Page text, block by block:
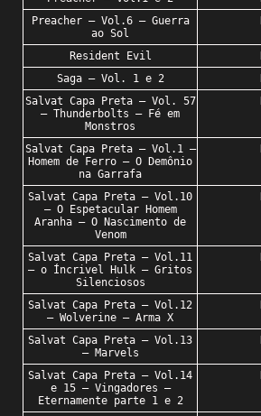
Preacher – Vol.6 – Guerra
ao Sol
Resident Evil
Saga – Vol. 1 e 2
Salvat Capa Preta – Vol. 57
– Thunderbolts – Fé em
Monstros
Salvat Capa Preta – Vol.1 –
Homem de Ferro – O Demônio
na Garrafa
Salvat Capa Preta – Vol.10
– O Espetacular Homem
Aranha – O Nascimento de
Venom
Salvat Capa Preta – Vol.11
– o Íncrivel Hulk – Gritos
Silenciosos
Salvat Capa Preta – Vol.12
– Wolverine – Arma X
Salvat Capa Preta – Vol.13
– Marvels
Salvat Capa Preta – Vol.14
e 15 – Vingadores –
Eternamente parte 1 e 2